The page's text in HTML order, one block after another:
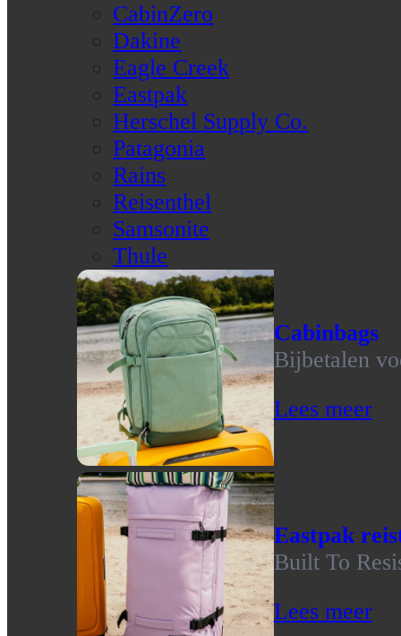
CabinZero
Dakine
Eagle Creek
Eastpak
Herschel Supply Co.
Patagonia
Rains
Reisenthel
Samsonite
Thule
Cabinbags
Bijbetalen
Lees meer
Eastpak
Built To
Lees meer